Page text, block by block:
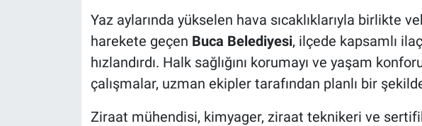
Yaz aylarında yükselen hava sıcaklıklarıyla birlikte
harekete geçen Buca Belediyesi, ilçede kapsamlı
hızlandırdı. Halk sağlığını korumayı ve yaşam
çalışmalar, uzman ekipler tarafından planlı bir
Ziraat mühendisi, kimyager, ziraat teknikeri ve